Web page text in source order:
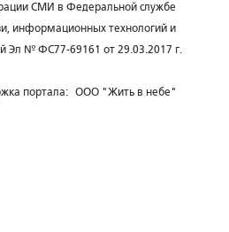
СМИ в Федеральной службе
информационных технологий и
Эл № ФС77-69161 от 29.03.2017 г.
портала: ООО "Жить в небе"